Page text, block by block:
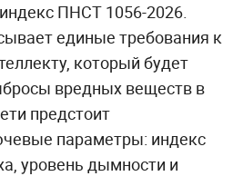
ПНСТ 1056-2026.
единые требования к
который будет
вредных веществ в
предстоит
параметры: индекс
уровень дымности и